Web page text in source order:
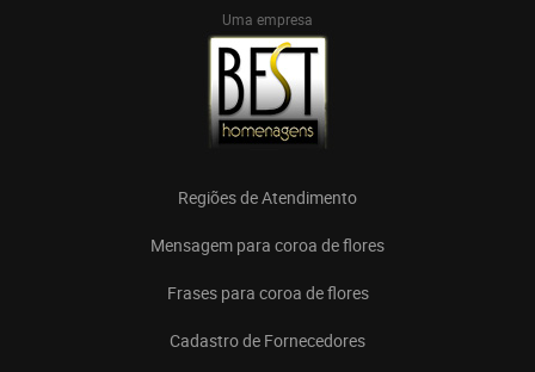
Uma empresa
Regiões de Atendimento
Mensagem para coroa de flores
Frases para coroa de flores
Cadastro de Fornecedores